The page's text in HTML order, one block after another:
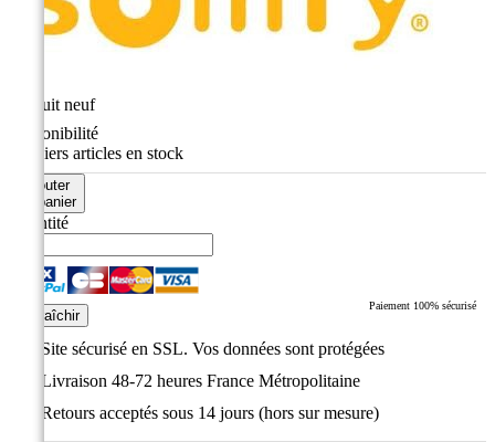
Produit neuf
Disponibilité
Derniers articles en stock
Ajouter
au panier
Quantité
Paiement 100% sécurisé
Site sécurisé en SSL. Vos données sont protégées
Livraison 48-72 heures France Métropolitaine
Retours acceptés sous 14 jours (hors sur mesure)